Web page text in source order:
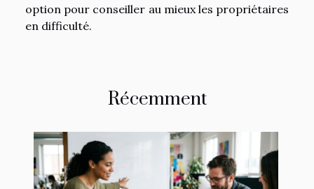
option pour conseiller au mieux les propriétaires
en difficulté.
Récemment